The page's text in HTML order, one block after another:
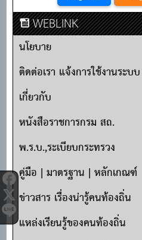
WEBLINK
นโยบาย
ติดต่อเรา แจ้งการใช้งานระบบ
เกี่ยวกับ
หนังสือราชการกรม สถ.
พ.ร.บ.,ระเบียบกระทรวง
คู่มือ | มาตรฐาน | หลักเกณฑ์
ข่าวสาร เรื่องน่ารู้คนท้องถิ่น
แหล่งเรียนรู้ของคนท้องถิ่น